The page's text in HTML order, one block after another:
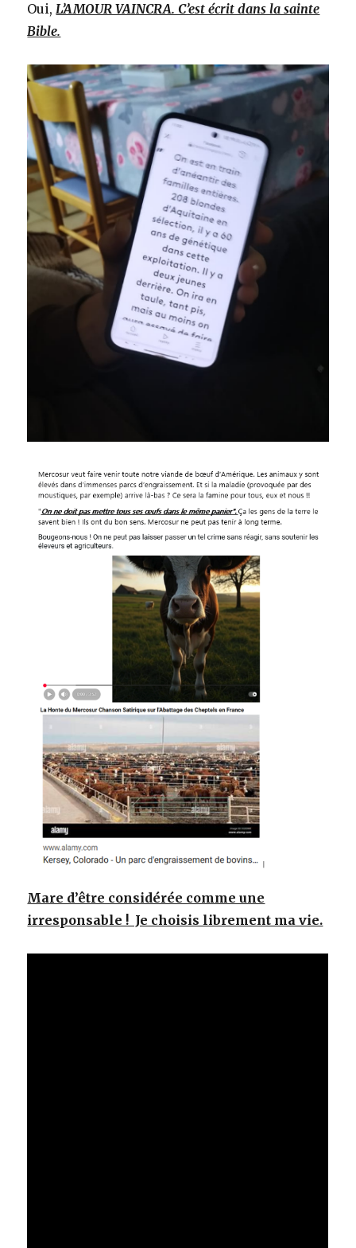
Oui,L’AMOUR VAINCRA. C’est écrit dans la sainte
Bible.
Mare d’être considérée comme une
irresponsable ! Je choisis librement ma vie.